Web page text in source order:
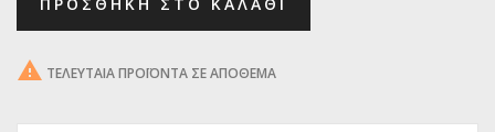
 ΤΕΛΕΥΤΑΊΑ ΠΡΟΪΌΝΤΑ ΣΕ ΑΠΌΘΕΜΑ